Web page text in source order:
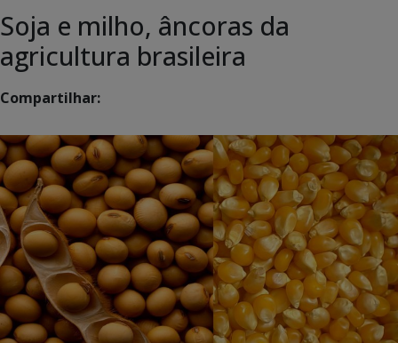
Soja e milho, âncoras da
agricultura brasileira
Compartilhar: